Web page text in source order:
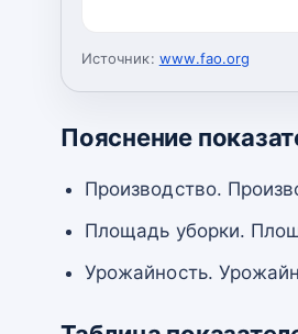
Источник: www.fao.org
Пояснение
Производство.
Площадь уборки.
Урожайность.